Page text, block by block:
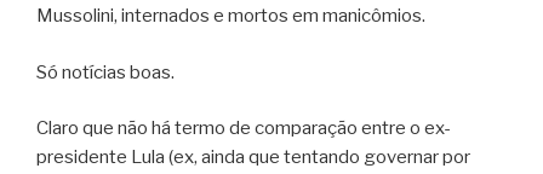
Mussolini, internados e mortos em manicômios.
Só notícias boas.
Claro que não há termo de comparação entre o ex-
presidente Lula (ex, ainda que tentando governar por